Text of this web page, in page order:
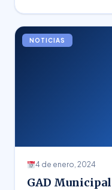
NOTICIAS
4 de enero, 2024
GAD